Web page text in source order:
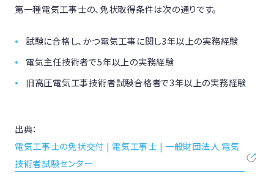
第一種電気工事士の、免状取得条件は次の通りです。
試験に合格し、かつ電気工事に関し3年以上の実務経験
電気主任技術者で5年以上の実務経験
旧高圧電気工事技術者試験合格者で3年以上の実務経験
出典：
電気工事士の免状交付 | 電気工事士 | 一般財団法人 電気
技術者試験センター